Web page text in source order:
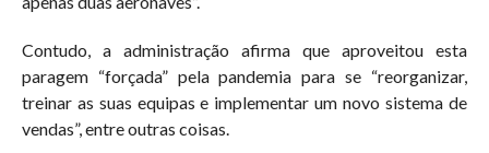
Contudo, a administração afirma que aproveitou esta
paragem “forçada” pela pandemia para se “reorganizar,
treinar as suas equipas e implementar um novo sistema de
vendas”, entre outras coisas.